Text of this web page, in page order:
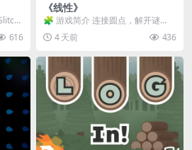
...
616
《线性》
🧩 游戏简介 连接圆点，解开谜
题。 ⚠️ 重要提示 所有关卡均可通
关，请确保使用...
4 天前 436